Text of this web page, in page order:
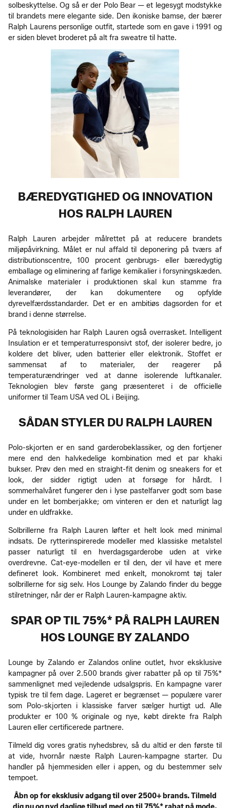
solbeskyttelse. Og så er der Polo Bear — et legesygt modstykke
til brandets mere elegante side. Den ikoniske bamse, der bærer
Ralph Laurens personlige outfit, startede som en gave i 1991 og
er siden blevet broderet på alt fra sweatre til hatte.
BÆREDYGTIGHED OG INNOVATION
HOS RALPH LAUREN
Ralph Lauren arbejder målrettet på at reducere brandets
miljøpåvirkning. Målet er nul affald til deponering på tværs af
distributionscentre, 100 procent genbrugs- eller bæredygtig
emballage og eliminering af farlige kemikalier i forsyningskæden.
Animalske materialer i produktionen skal kun stamme fra
leverandører, der kan dokumentere og opfylde
dyrevelfærdsstandarder. Det er en ambitiøs dagsorden for et
brand i denne størrelse.
På teknologisiden har Ralph Lauren også overrasket. Intelligent
Insulation er et temperaturresponsivt stof, der isolerer bedre, jo
koldere det bliver, uden batterier eller elektronik. Stoffet er
sammensat af to materialer, der reagerer på
temperaturændringer ved at danne isolerende luftkanaler.
Teknologien blev første gang præsenteret i de officielle
uniformer til Team USA ved OL i Beijing.
SÅDAN STYLER DU RALPH LAUREN
Polo-skjorten er en sand garderobeklassiker, og den fortjener
mere end den halvkedelige kombination med et par khaki
bukser. Prøv den med en straight-fit denim og sneakers for et
look, der sidder rigtigt uden at forsøge for hårdt. I
sommerhalvåret fungerer den i lyse pastelfarver godt som base
under en let bomberjakke; om vinteren er den et naturligt lag
under en uldfrakke.
Solbrillerne fra Ralph Lauren løfter et helt look med minimal
indsats. De rytterinspirerede modeller med klassiske metalstel
passer naturligt til en hverdagsgarderobe uden at virke
overdrevne. Cat-eye-modellen er til den, der vil have et mere
defineret look. Kombineret med enkelt, monokromt tøj taler
solbrillerne for sig selv. Hos Lounge by Zalando finder du begge
stilretninger, når der er Ralph Lauren-kampagne aktiv.
SPAR OP TIL 75%* PÅ RALPH LAUREN
HOS LOUNGE BY ZALANDO
Lounge by Zalando er Zalandos online outlet, hvor eksklusive
kampagner på over 2.500 brands giver rabatter på op til 75%*
sammenlignet med vejledende udsalgspris. En kampagne varer
typisk tre til fem dage. Lageret er begrænset — populære varer
som Polo-skjorten i klassiske farver sælger hurtigt ud. Alle
produkter er 100 % originale og nye, købt direkte fra Ralph
Lauren eller certificerede partnere.
Tilmeld dig vores gratis nyhedsbrev, så du altid er den første til
at vide, hvornår næste Ralph Lauren-kampagne starter. Du
handler på hjemmesiden eller i appen, og du bestemmer selv
tempoet.
Åbn op for eksklusiv adgang til over 2500+ brands. Tilmeld